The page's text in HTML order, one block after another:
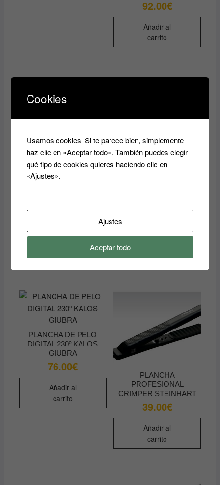
92.00€
Añadir al
carrito
PLANCHA DE PELO
79.00€
carrito
Añadir al
PLANCHA DE PELO
DIGITAL 230º KALOS
GIUBRA
76.00€
Añadir al
carrito
PLANCHA
PROFESIONAL
CRIMPER STEINHART
39.00€
Añadir al
carrito
Cookies
Usamos cookies. Si te parece bien, simplemente
haz clic en «Aceptar todo». También puedes elegir
qué tipo de cookies quieres haciendo clic en
«Ajustes».
Ajustes
Aceptar todo